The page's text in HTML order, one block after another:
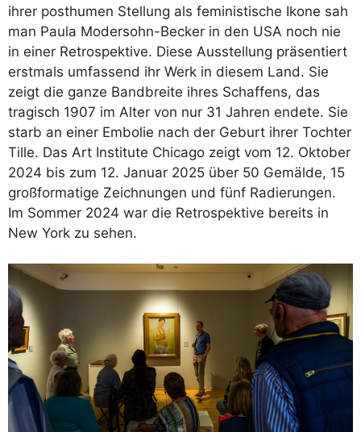
ihrer posthumen Stellung als feministische Ikone sah
man Paula Modersohn-Becker in den USA noch nie
in einer Retrospektive. Diese Ausstellung präsentiert
erstmals umfassend ihr Werk in diesem Land. Sie
zeigt die ganze Bandbreite ihres Schaffens, das
tragisch 1907 im Alter von nur 31 Jahren endete. Sie
starb an einer Embolie nach der Geburt ihrer Tochter
Tille. Das Art Institute Chicago zeigt vom 12. Oktober
2024 bis zum 12. Januar 2025 über 50 Gemälde, 15
großformatige Zeichnungen und fünf Radierungen.
Im Sommer 2024 war die Retrospektive bereits in
New York zu sehen.